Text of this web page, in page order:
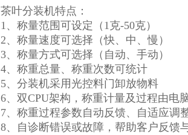
茶叶分装机特点：
1、称量范围可设定（1克-50克）
2、称量速度可选择（快、中、慢）
3、称量方式可选择（自动、手动）
4、称重总量、称重次数可统计
5、分装机采用光控料门卸放物料
6、双CPU架构，称重计量及过程由电
7、称重过程参数自动反馈、自适应调
8、自诊断错误或故障，帮助客户反馈